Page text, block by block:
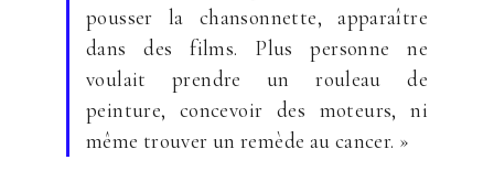
pousser la chansonnette, apparaître
dans des films. Plus personne ne
voulait prendre un rouleau de
peinture, concevoir des moteurs, ni
même trouver un remède au cancer. »